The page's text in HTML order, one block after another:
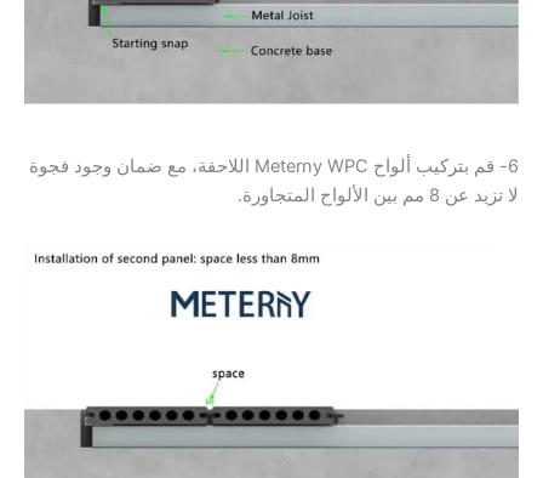
6- قم بتركيب ألواح Meterny WPC اللاحقة، مع ضمان وجود فجوة
لا تزيد عن 8 مم بين الألواح المتجاورة.